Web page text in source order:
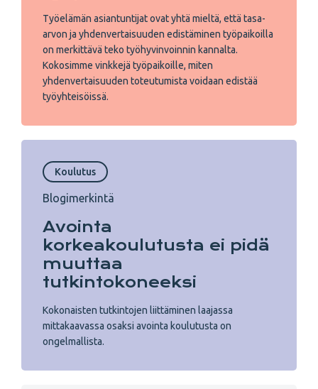
Työelämän asiantuntijat ovat yhtä mieltä, että tasa-
arvon ja yhdenvertaisuuden edistäminen työpaikoilla
on merkittävä teko työhyvinvoinnin kannalta.
Kokosimme vinkkejä työpaikoille, miten
yhdenvertaisuuden toteutumista voidaan edistää
työyhteisöissä.
Koulutus
Blogimerkintä
Avointa
korkeakoulutusta ei pidä
muuttaa
tutkintokoneeksi
Kokonaisten tutkintojen liittäminen laajassa
mittakaavassa osaksi avointa koulutusta on
ongelmallista.